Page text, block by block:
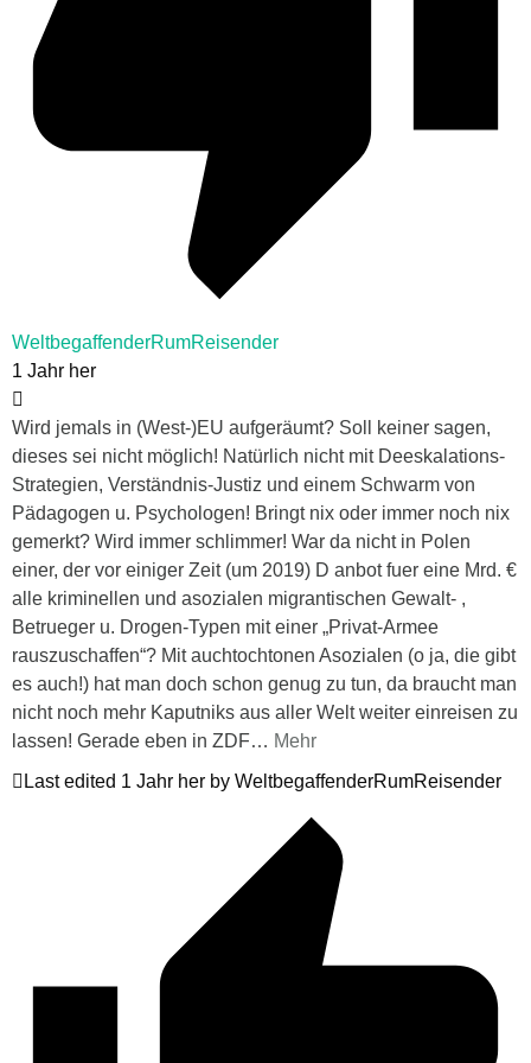
WeltbegaffenderRumReisender
1 Jahr her
Wird jemals in (West-)EU aufgeräumt? Soll keiner sagen,
dieses sei nicht möglich! Natürlich nicht mit Deeskalations-
Strategien, Verständnis-Justiz und einem Schwarm von
Pädagogen u. Psychologen! Bringt nix oder immer noch nix
gemerkt? Wird immer schlimmer! War da nicht in Polen
einer, der vor einiger Zeit (um 2019) D anbot fuer eine Mrd. €
alle kriminellen und asozialen migrantischen Gewalt- ,
Betrueger u. Drogen-Typen mit einer „Privat-Armee
rauszuschaffen“? Mit auchtochtonen Asozialen (o ja, die gibt
es auch!) hat man doch schon genug zu tun, da braucht man
nicht noch mehr Kaputniks aus aller Welt weiter einreisen zu
lassen! Gerade eben in ZDF… Mehr
Last edited 1 Jahr her by WeltbegaffenderRumReisender